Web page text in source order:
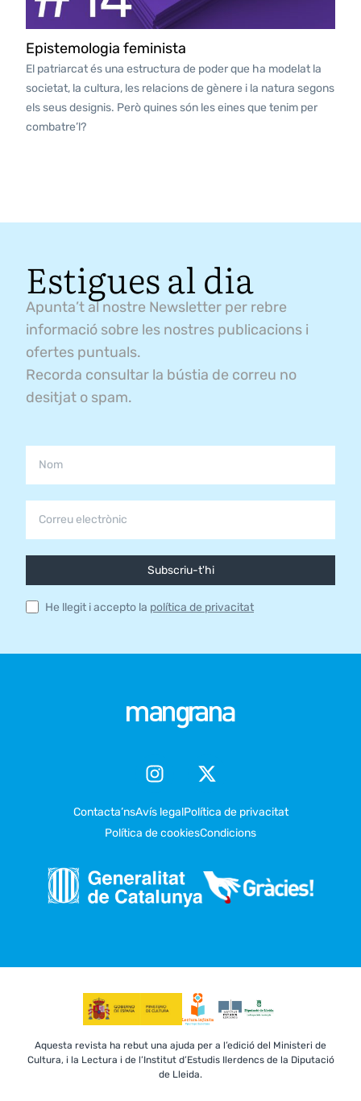
Epistemologia feminista
El patriarcat és una estructura de poder que ha modelat la
societat, la cultura, les relacions de gènere i la natura segons
els seus designis. Però quines són les eines que tenim per
combatre’l?
Estigues al dia
Apunta’t al nostre Newsletter per rebre
informació sobre les nostres publicacions i
ofertes puntuals.
Recorda consultar la bústia de correu no
desitjat o spam.
Subscriu-t'hi
He llegit i accepto la política de privacitat
Contacta’nsAvís legalPolítica de privacitat
Política de cookiesCondicions
Aquesta revista ha rebut una ajuda per a l’edició del Ministeri de
Cultura, i la Lectura i de l’Institut d’Estudis Ilerdencs de la Diputació
de Lleida.